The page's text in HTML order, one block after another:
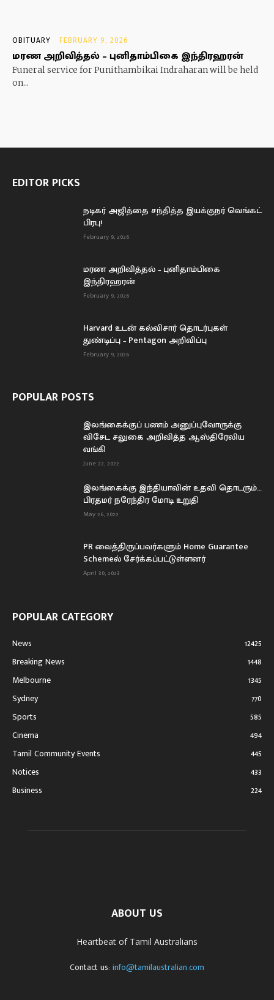
OBITUARY FEBRUARY 9, 2026
மரண அறிவித்தல் – புனிதாம்பிகை இந்திரஹரன்
Funeral service for Punithambikai Indraharan will be held
on...
EDITOR PICKS
நடிகர் அஜித்தை சந்தித்த இயக்குநர் வெங்கட்
பிரபு!
February 9, 2026
மரண அறிவித்தல் – புனிதாம்பிகை
இந்திரஹரன்
February 9, 2026
Harvard உடன் கல்விசார் தொடர்புகள்
துண்டிப்பு – Pentagon அறிவிப்பு
February 9, 2026
POPULAR POSTS
இலங்கைக்குப் பணம் அனுப்புவோருக்கு
விசேட சலுகை அறிவித்த ஆஸ்திரேலிய
வங்கி
June 22, 2022
இலங்கைக்கு இந்தியாவின் உதவி தொடரும்…
பிரதமர் நரேந்திர மோடி உறுதி
May 26, 2022
PR வைத்திருப்பவர்களும் Home Guarantee
Schemeல் சேர்க்கப்பட்டுள்ளனர்
April 30, 2023
POPULAR CATEGORY
News
12425
Breaking News
1448
Melbourne
1345
Sydney
770
Sports
585
Cinema
494
Tamil Community Events
445
Notices
433
Business
224
ABOUT US
Heartbeat of Tamil Australians
Contact us: info@tamilaustralian.com